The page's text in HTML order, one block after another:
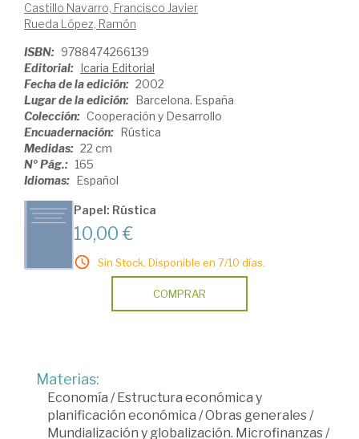
Castillo Navarro, Francisco Javier
Rueda López, Ramón
ISBN: 9788474266139
Editorial: Icaria Editorial
Fecha de la edición: 2002
Lugar de la edición: Barcelona. España
Colección: Cooperación y Desarrollo
Encuadernación: Rústica
Medidas: 22 cm
Nº Pág.: 165
Idiomas: Español
Papel: Rústica
10,00 €
Sin Stock. Disponible en 7/10 días.
COMPRAR
Materias:
Economía / Estructura económica y
planificación económica /Obras generales/
Mundialización y globalización. Microfinanzas/